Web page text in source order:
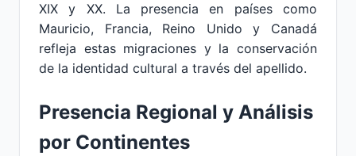
XIX y XX. La presencia en países como
Mauricio, Francia, Reino Unido y Canadá
refleja estas migraciones y la conservación
de la identidad cultural a través del apellido.
Presencia Regional y Análisis
por Continentes